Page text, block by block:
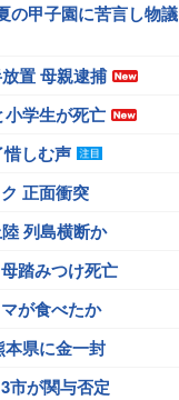
の甲子園に苦言し物議
置 母親逮捕
学生が死亡
しむ声
正面衝突
列島横断か
踏みつけ死亡
が食べたか
県に金一封
市が関与否定